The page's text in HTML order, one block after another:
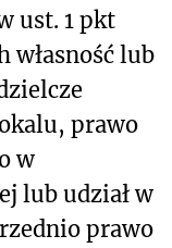
ust. 1 pkt
własność lub
prawo
w
lub udział w
prawo